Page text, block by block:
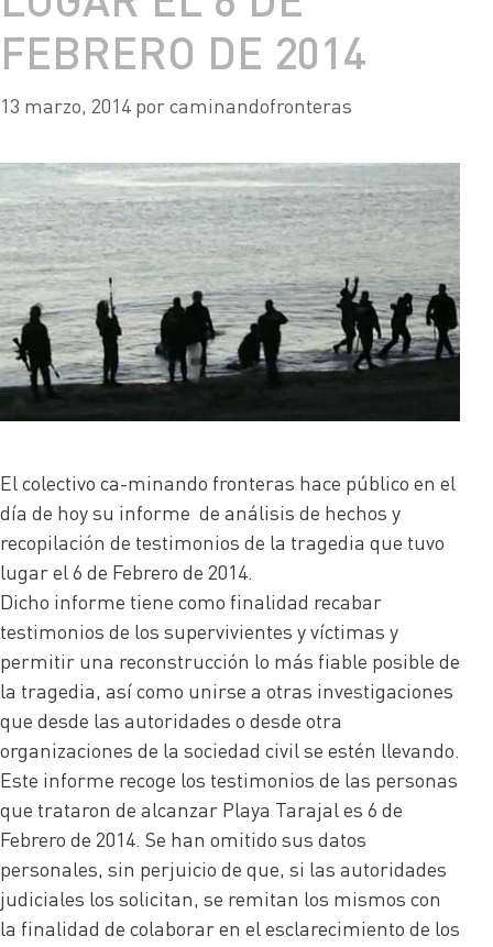
FEBRERO DE 2014
13 marzo, 2014 porcaminandofronteras
El colectivo ca-minando fronteras hace público en el
día de hoy su informe de análisis de hechos y
recopilación de testimonios de la tragedia que tuvo
lugar el 6 de Febrero de 2014.
Dicho informe tiene como finalidad recabar
testimonios de los supervivientes y víctimas y
permitir una reconstrucción lo más fiable posible de
la tragedia, así como unirse a otras investigaciones
que desde las autoridades o desde otra
organizaciones de la sociedad civil se estén llevando.
Este informe recoge los testimonios de las personas
que trataron de alcanzar Playa Tarajal es 6 de
Febrero de 2014. Se han omitido sus datos
personales, sin perjuicio de que, si las autoridades
judiciales los solicitan, se remitan los mismos con
la finalidad de colaborar en el esclarecimiento de los